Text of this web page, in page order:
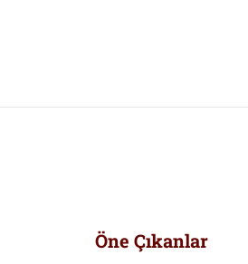
Öne Çıkanlar